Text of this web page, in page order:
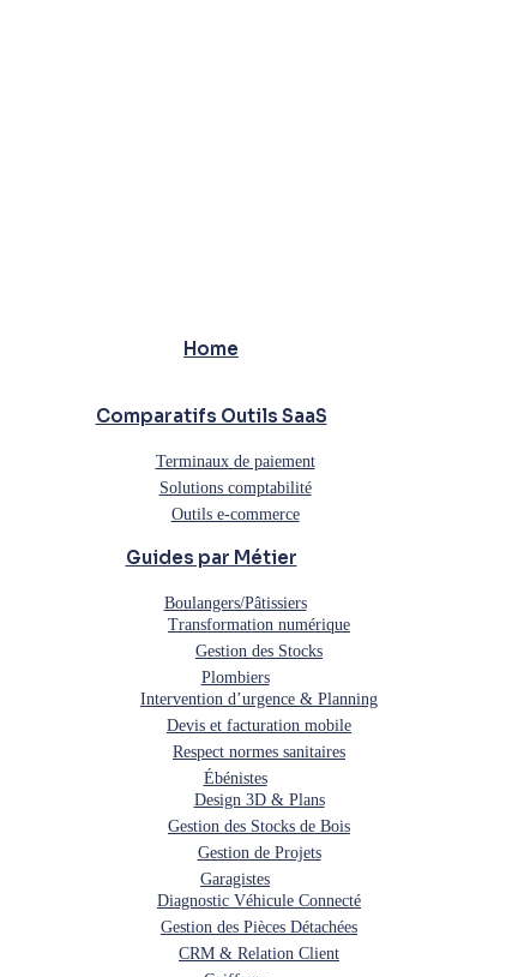
Home
Comparatifs Outils SaaS
Terminaux de paiement
Solutions comptabilité
Outils e-commerce
Guides par Métier
Boulangers/Pâtissiers
Transformation numérique
Gestion des Stocks
Plombiers
Intervention d’urgence & Planning
Devis et facturation mobile
Respect normes sanitaires
Ébénistes
Design 3D & Plans
Gestion des Stocks de Bois
Gestion de Projets
Garagistes
Diagnostic Véhicule Connecté
Gestion des Pièces Détachées
CRM & Relation Client